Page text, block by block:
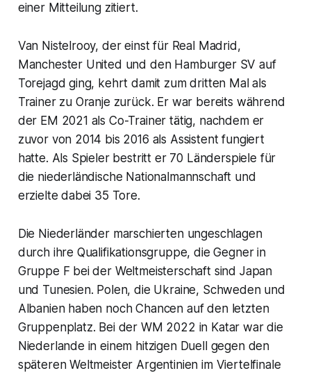
einer Mitteilung zitiert.
Van Nistelrooy, der einst für Real Madrid,
Manchester United und den Hamburger SV auf
Torejagd ging, kehrt damit zum dritten Mal als
Trainer zu Oranje zurück. Er war bereits während
der EM 2021 als Co-Trainer tätig, nachdem er
zuvor von 2014 bis 2016 als Assistent fungiert
hatte. Als Spieler bestritt er 70 Länderspiele für
die niederländische Nationalmannschaft und
erzielte dabei 35 Tore.
Die Niederländer marschierten ungeschlagen
durch ihre Qualifikationsgruppe, die Gegner in
Gruppe F bei der Weltmeisterschaft sind Japan
und Tunesien. Polen, die Ukraine, Schweden und
Albanien haben noch Chancen auf den letzten
Gruppenplatz. Bei der WM 2022 in Katar war die
Niederlande in einem hitzigen Duell gegen den
späteren Weltmeister Argentinien im Viertelfinale